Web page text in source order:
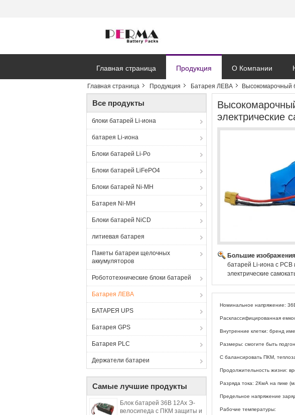
Главная страница Продукция О Компании
Главная страница Продукция Батарея ЛЕВА Высокомарочный
Все продукты
блоки батарей Li-иона
батарея Li-иона
Блоки батарей Li-Po
Блоки батарей LiFePO4
Блоки батарей Ni-MH
Батарея Ni-MH
Блоки батарей NiCD
литиевая батарея
Пакеты батареи щелочных
аккумуляторов
Робототехнические блоки батарей
Батарея ЛЕВА
БАТАРЕЯ UPS
Батарея GPS
Батарея PLC
Держатели батареи
Самые лучшие продукты
Блок батарей 36В 12Ах Э-
велосипеда с ПКМ защиты и
электрические
Большие
батарей Li-иона с PCB
электрические
Номинальное напряжение:
Расклассифицированная
Внутренние клетки: бренд
Размеры: смогите быть
С балансировать ПКМ,
Продолжительность жизни:
Разряда тока: 2КмА на пике
Предельное напряжение
Рабочие температуры: